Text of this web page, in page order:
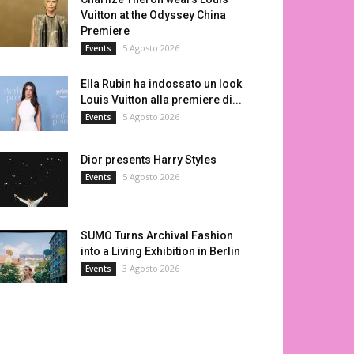
Vuitton at the Odyssey China
Premiere
Events 5 Agosto 2026
Ella Rubin ha indossato un look
Louis Vuitton alla premiere di...
Events 5 Agosto 2026
Dior presents Harry Styles
Events 5 Agosto 2026
SUMO Turns Archival Fashion
into a Living Exhibition in Berlin
Events 3 Agosto 2026